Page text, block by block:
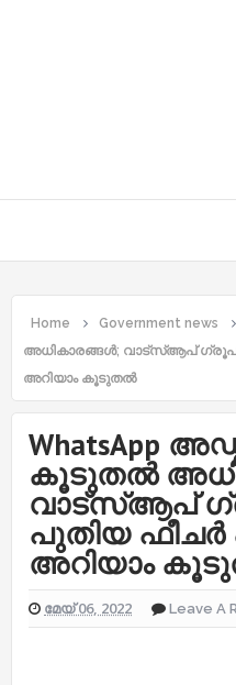
Home Government news
അധികാരങ്ങൾ; വാട്സ്ആപ്
അറിയാം കൂടുതൽ
WhatsApp
കൂടുതൽ
വാട്സ്ആപ്
പുതിയ
അറിയാം
മേയ് 06, 2022 Leave A